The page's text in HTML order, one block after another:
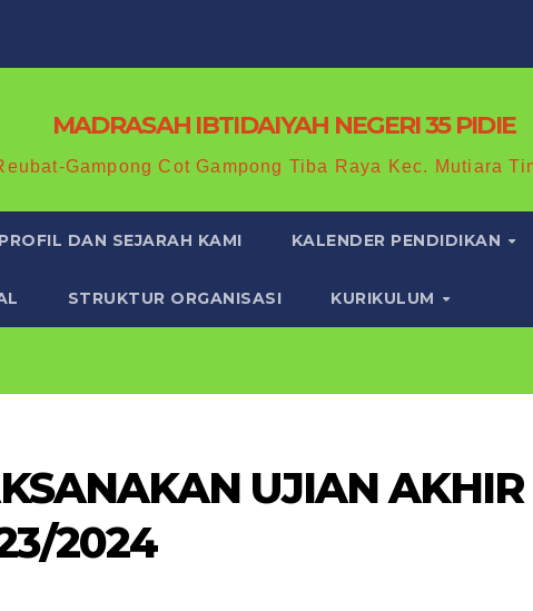
MADRASAH IBTIDAIYAH NEGERI 35 PIDIE
Gampong Cot Gampong Tiba Raya Kec. Mutiara
PROFIL DAN SEJARAH KAMI KALENDER PENDIDIKAN
STRUKTUR ORGANISASI KURIKULUM
UJIAN AKHIR
2024